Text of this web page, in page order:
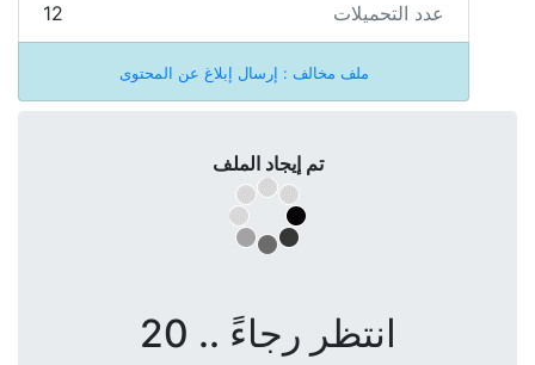
عدد التحميلات 12
ملف مخالف : إرسال إبلاغ عن المحتوى
تم إيجاد الملف
انتظر رجاءً .. 20